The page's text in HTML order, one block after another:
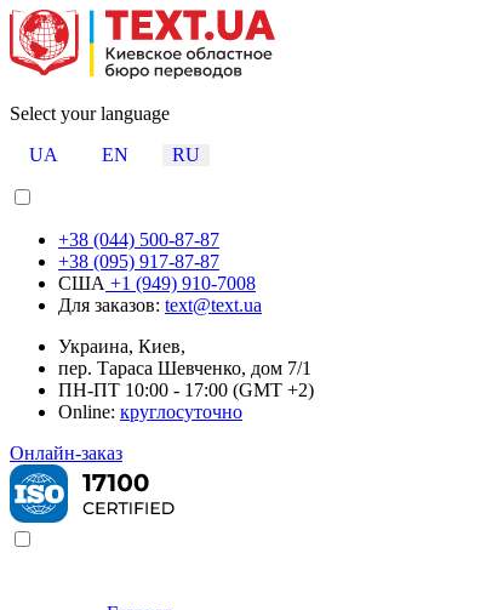
Select your language
UA
EN RU
+38 (044) 500-87-87
+38 (095) 917-87-87
США +1 (949) 910-7008
Для заказов: text@text.ua
Украина, Киев,
пер. Тараса Шевченко, дом 7/1
ПН-ПТ 10:00 - 17:00 (GMT +2)
Online: круглосуточно
Онлайн-заказ